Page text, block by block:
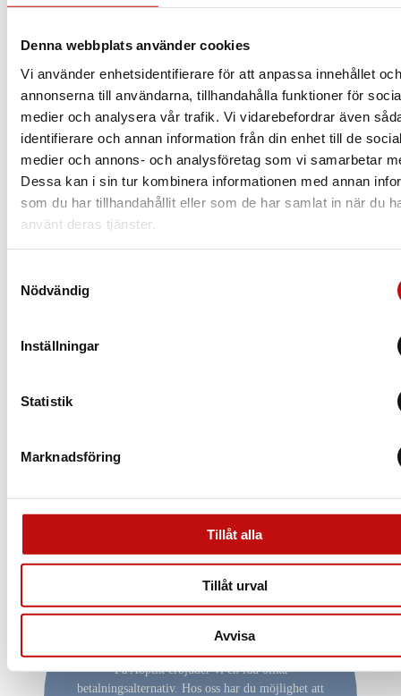
Denna webbplats använder cookies
Vi använder enhetsidentifierare för att anpassa innehållet och
annonserna till användarna, tillhandahålla funktioner för
medier och analysera vår trafik. Vi vidarebefordrar även
identifierare och annan information från din enhet till de
medier och annons- och analysföretag som vi samarbetar
Dessa kan i sin tur kombinera informationen med annan
som du har tillhandahållit eller som de har samlat in när du
använt deras tjänster.
Nödvändig
Inställningar
Statistik
Marknadsföring
Tillåt alla
Tillåt urval
Avvisa
nya glasögon. Vilket glas du borde välja beror
såklart på din syn, men även din livsstil.
Läs mer
Vill du delbetala ditt
köp?
På Aoptik erbjuder vi en rad olika
betalningsalternativ. Hos oss har du möjlighet att